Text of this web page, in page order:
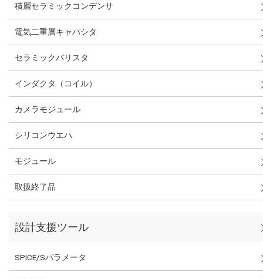
積層セラミックコンデンサ
電気二重層キャパシタ
セラミックバリスタ
インダクタ（コイル）
カメラモジュール
シリコンウエハ
モジュール
取扱終了品
設計支援ツール
SPICE/Sパラメータ